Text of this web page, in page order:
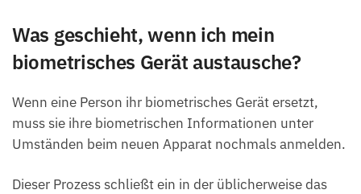
Was geschieht, wenn ich mein
biometrisches Gerät austausche?
Wenn eine Person ihr biometrisches Gerät ersetzt,
muss sie ihre biometrischen Informationen unter
Umständen beim neuen Apparat nochmals anmelden.
Dieser Prozess schließt ein in der üblicherweise das